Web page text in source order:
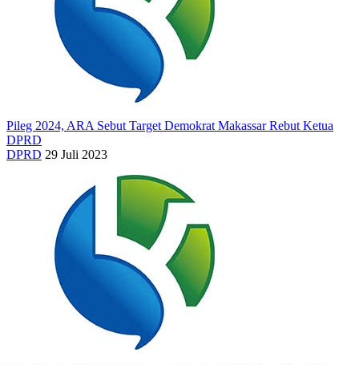
Pileg 2024, ARA Sebut Target Demokrat Makassar Rebut Ketua
DPRD
DPRD 29 Juli 2023